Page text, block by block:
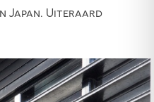
Japan. Uiteraard